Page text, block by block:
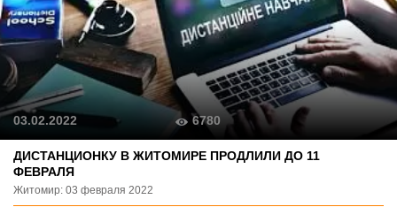
ДИСТАНЦИОНКУ В ЖИТОМИРЕ ПРОДЛИЛИ ДО 11
ФЕВРАЛЯ
Житомир: 03 февраля 2022
03.02.2022 6780